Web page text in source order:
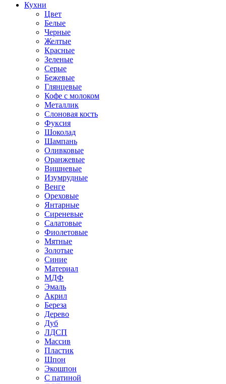
Кухни
Цвет
Белые
Черные
Желтые
Красные
Зеленые
Серые
Бежевые
Глянцевые
Кофе с молоком
Металлик
Слоновая кость
Фуксия
Шоколад
Шампань
Оливковые
Оранжевые
Вишневые
Изумрудные
Венге
Ореховые
Янтарные
Сиреневые
Салатовые
Фиолетовые
Мятные
Золотые
Синие
Материал
МДФ
Эмаль
Акрил
Береза
Дерево
Дуб
ЛДСП
Массив
Пластик
Шпон
Экошпон
С патиной